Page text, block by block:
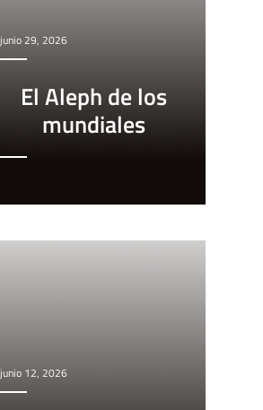
junio 29, 2026
El Aleph de los
mundiales
junio 12, 2026